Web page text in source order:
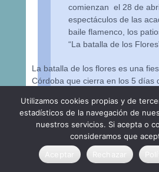
comienzan el 28 de
espectáculos de las
baile flamenco, los
“La batalla de los
La batalla de los flores es una
Córdoba que cierra en los 5 días
La bataille de fleurs à lieux cette
s’agit d’un défilé de chars
commence La batalla de los
2 de mayo 2022. Es un desfile
Utilizamos cookies propias y de
estadísticos de la navegación de
nuestros servicios. Si acepta o
consideramos que
Aceptar
Rechazar